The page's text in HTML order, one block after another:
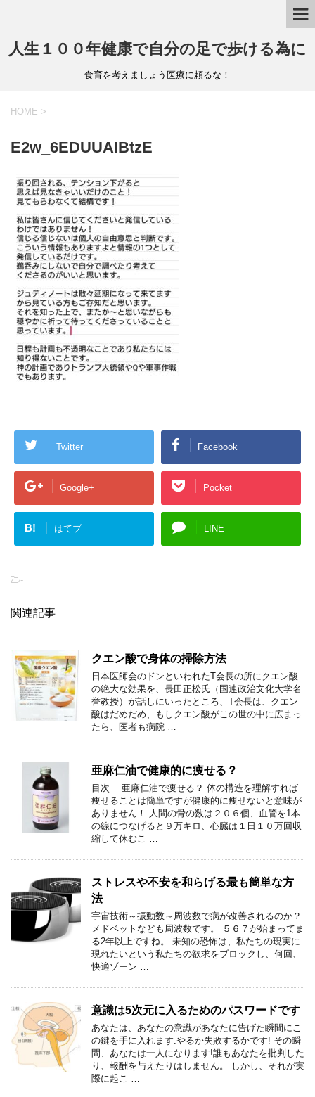
人生１００年健康で自分の足で歩ける為に
食育を考えましょう医療に頼るな！
HOME >
E2w_6EDUUAIBtzE
Twitter Facebook
Google+ Pocket
B! はてブ LINE
-
関連記事
クエン酸で身体の掃除方法
日本医師会のドンといわれたT会長の所にクエン酸
の絶大な効果を、長田正松氏（国連政治文化大学名
誉教授）が話しにいったところ、T会長は、クエン
酸はだめだめ、もしクエン酸がこの世の中に広まっ
たら、医者も病院 …
亜麻仁油で健康的に痩せる？
目次 ｜亜麻仁油で痩せる？ 体の構造を理解すれば
痩せることは簡単ですが健康的に痩せないと意味が
ありません！ 人間の骨の数は２０６個、血管を1本
の線につなげると９万キロ、心臓は１日１０万回収
縮して休むこ …
ストレスや不安を和らげる最も簡単な方
法
宇宙技術～振動数～周波数で病が改善されるのか？
メドベットなども周波数です。 ５６７が始まってま
る2年以上ですね。 未知の恐怖は、私たちの現実に
現れたいという私たちの欲求をブロックし、何回、
快適ゾーン …
意識は5次元に入るためのパスワードです
あなたは、あなたの意識があなたに告げた瞬間にこ
の鍵を手に入れます:やるか失敗するかです! その瞬
間、あなたは一人になります!誰もあなたを批判した
り、報酬を与えたりはしません。 しかし、それが実
際に起こ …